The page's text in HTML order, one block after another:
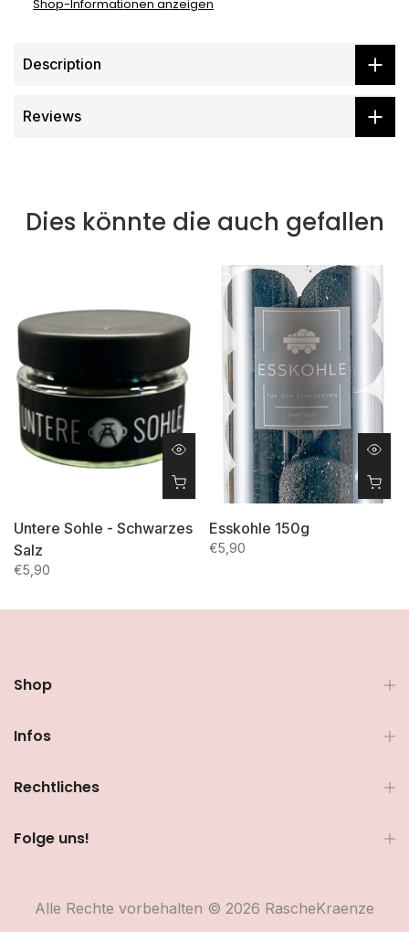
Shop-Informationen anzeigen
Description
Reviews
Dies könnte die auch gefallen
Untere Sohle - Schwarzes
Salz
€5,90
Esskohle 150g
€5,90
Shop
Infos
Rechtliches
Folge uns!
Alle Rechte vorbehalten © 2026 RascheKraenze